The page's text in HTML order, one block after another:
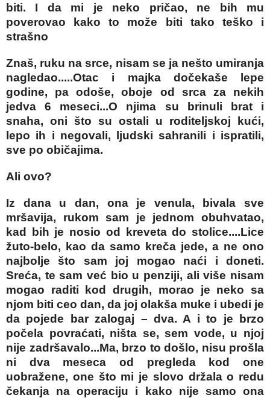
biti. I da mi je neko pričao, ne bih mu
poverovao kako to može biti tako teško i
strašno
Znaš, ruku na srce, nisam se ja nešto umiranja
nagledao.....Otac i majka dočekaše lepe
godine, pa odoše, oboje od srca za nekih
jedva 6 meseci...O njima su brinuli brat i
snaha, oni što su ostali u roditeljskoj kući,
lepo ih i negovali, ljudski sahranili i ispratili,
sve po običajima.
Ali ovo?
Iz dana u dan, ona je venula, bivala sve
mršavija, rukom sam je jednom obuhvatao,
kad bih je nosio od kreveta do stolice....Lice
žuto-belo, kao da samo kreča jede, a ne ono
najbolje što sam joj mogao naći i doneti.
Sreća, te sam već bio u penziji, ali više nisam
mogao raditi kod drugih, morao je neko sa
njom biti ceo dan, da joj olakša muke i ubedi je
da pojede bar zalogaj – dva. A i to je brzo
počela povraćati, ništa se, sem vode, u njoj
nije zadršavalo...Ma, brzo to došlo, nisu prošla
ni dva meseca od pregleda kod one
uobražene, one što mi je slovo držala o redu
čekanja na operaciju i kako nije samo ona